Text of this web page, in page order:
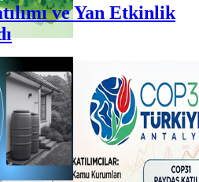
ve Yan Etkinlik